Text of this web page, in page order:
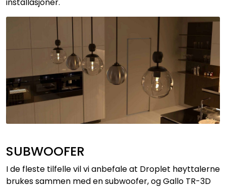
SUBWOOFER
I de fleste tilfelle vil vi anbefale at Droplet høyttalerne
brukes sammen med en subwoofer, og Gallo TR-3D